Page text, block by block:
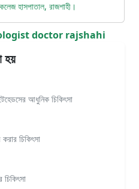
হাসপাতাল, রাজশাহী।
doctor rajshahi
হয়
আধুনিক চিকিৎসা
চিকিৎসা
চিকিৎসা